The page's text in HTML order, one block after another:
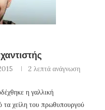
2 λεπτά ανάγνωση
η γαλλική
τα χείλη του πρωθυπουργού